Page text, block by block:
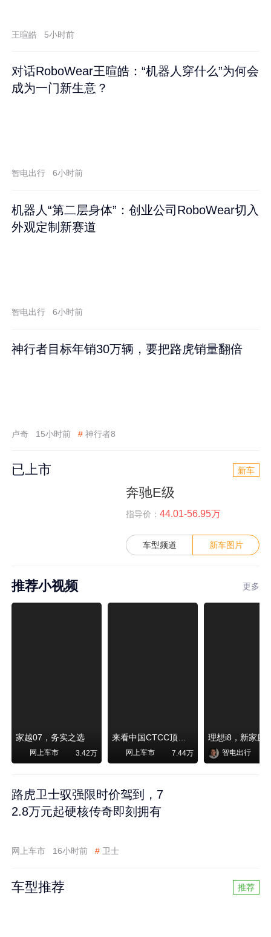
王暄皓 5小时前
对话RoboWear王暄皓：“机器人穿什么”为何会
成为一门新生意？
智电出行 6小时前
机器人“第二层身体”：创业公司RoboWear切入
外观定制新赛道
智电出行 6小时前
神行者目标年销30万辆，要把路虎销量翻倍
卢奇 15小时前 # 神行者8
已上市 新车
奔驰E级
指导价： 44.01-56.95万
车型频道 新车图片
推荐小视频 更多
家越07，务实之选
网上车市 3.42万
来看中国CTCC顶级赛事艾瑞泽8 pro赛车如何脱颖而出
网上车市 7.44万 智电出行
路虎卫士驭强限时价驾到，7
2.8万元起硬核传奇即刻拥有
网上车市 16小时前 # 卫士
车型推荐 推荐